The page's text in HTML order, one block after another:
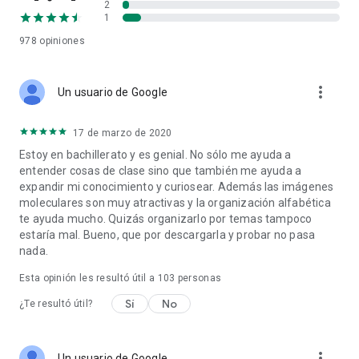
ilimitadas, haciendo que el aprendizaje sea una experiencia
Marca artículos sin esfuerzo con un solo clic, creando tu lista
de favoritos personalizada para referencia rápida.
🔄 Gestión de listas de favoritos
borrando listas de favoritos, asegurando que tu contenido
esté siempre perfectamente organizado.
🕵️‍♂️Funciones adicionales
- Diccionario sin conexión: Accede a artículos sin conexión
(excepto fotografías).
- Función de búsqueda dinámica rápida: Comienza a buscar
palabras mientras escribes.
- Historial de búsqueda y búsqueda por voz para una
Android.
978 opiniones
2
1
Un usuario de Google more_vert
17 de marzo de 2020
Estoy en bachillerato y es genial. No sólo me ayuda a
entender cosas de clase sino que también me ayuda a
expandir mi conocimiento y curiosear. Además las imágenes
moleculares son muy atractivas y la organización alfabética
te ayuda mucho. Quizás organizarlo por temas tampoco
estaría mal. Bueno, que por descargarla y probar no pasa
nada.
Esta opinión les resultó útil a 103 personas
¿Te resultó útil? Sí No